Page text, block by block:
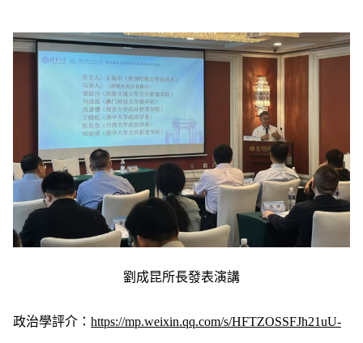
劉成昆所長發表演講
政治學評介： https://mp.weixin.qq.com/s/HFTZOSSFJh21uU-